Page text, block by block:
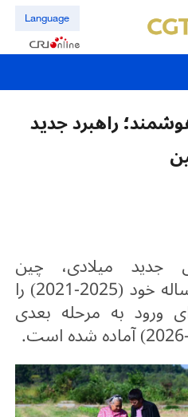
Language
راهبرد جدید
میلادی، چین
چهاردهمین برنامه پنج‌ساله خود (2025-2021) را
ورود به مرحله بعدی